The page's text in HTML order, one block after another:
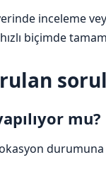
inceleme
biçimde
mu?